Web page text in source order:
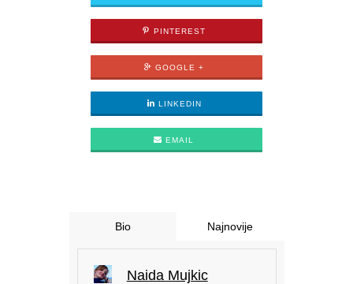
PINTEREST
GOOGLE +
LINKEDIN
EMAIL
Bio Najnovije
Naida Mujkic